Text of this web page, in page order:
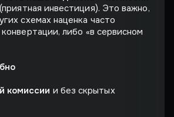
(приятная инвестиция). Это важно,
схемах наценка часто
либо «в сервисном
комиссии и без скрытых